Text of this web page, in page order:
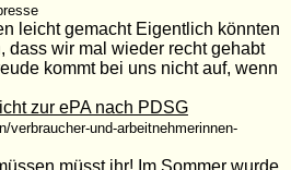
leicht gemacht Eigentlich könnten
dass wir mal wieder recht gehabt
kommt bei uns nicht auf, wenn
zur ePA nach PDSG
verbraucher-und-arbeitnehmerinnen-
müsst ihr! Im Sommer wurde